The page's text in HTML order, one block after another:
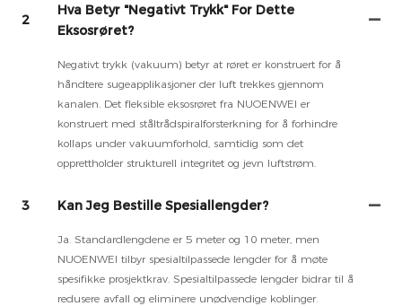
2
Hva Betyr "negativt Trykk" For Dette
Eksosrøret?
Negativt trykk (vakuum) betyr at røret er konstruert for å
håndtere sugeapplikasjoner der luft trekkes gjennom
kanalen. Det fleksible eksosrøret fra NUOENWEI er
konstruert med ståltrådspiralforsterkning for å forhindre
kollaps under vakuumforhold, samtidig som det
opprettholder strukturell integritet og jevn luftstrøm.
3 Kan Jeg Bestille Spesiallengder?
Ja. Standardlengdene er 5 meter og 10 meter, men
NUOENWEI tilbyr spesialtilpassede lengder for å møte
spesifikke prosjektkrav. Spesialtilpassede lengder bidrar til å
redusere avfall og eliminere unødvendige koblinger.